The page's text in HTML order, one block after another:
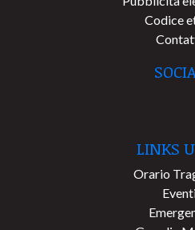
Codice
LINKS
Orario